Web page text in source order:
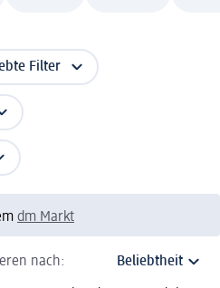
Filter
dm Markt
nach: